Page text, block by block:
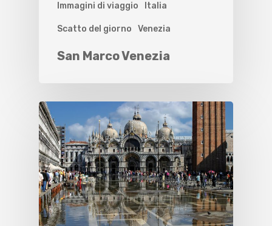
Immagini di viaggio Italia
Scatto del giorno Venezia
San Marco Venezia